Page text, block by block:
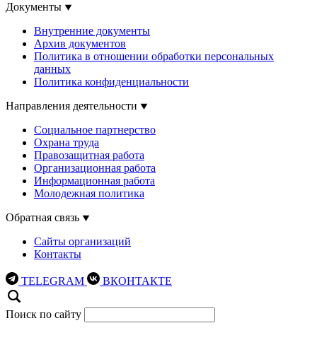
Документы
Внутренние документы
Архив документов
Политика в отношении обработки персональных
данных
Политика конфиденциальности
Направления деятельности
Социальное партнерство
Охрана труда
Правозащитная работа
Организационная работа
Информационная работа
Молодежная политика
Обратная связь
Сайты организаций
Контакты
TELEGRAM ВКОНТАКТЕ
Поиск по сайту